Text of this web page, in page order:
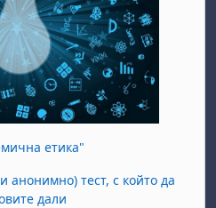
етика"
анонимно) тест, с който да
дали